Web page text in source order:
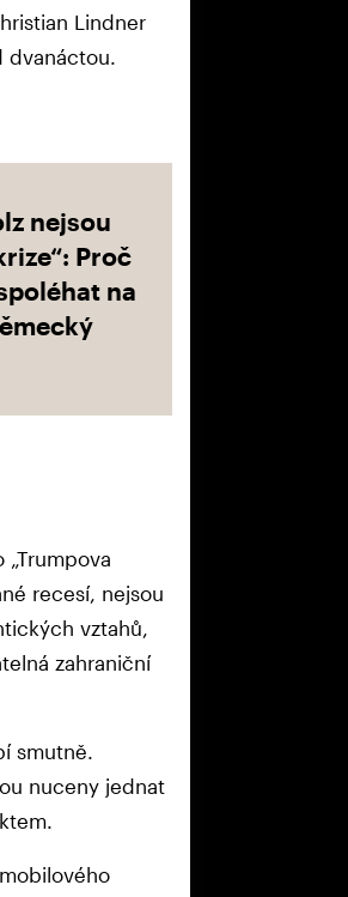
Lindner
nejsou
Proč
na
recesí, nejsou
vztahů,
zahraniční
smutně.
nuceny jednat